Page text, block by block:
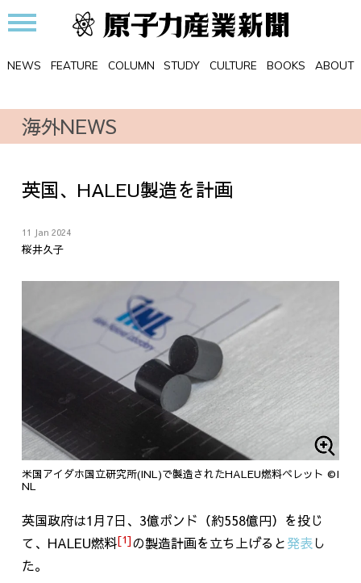
NEWS FEATURE COLUMN STUDY CULTURE BOOKS ABOUT
海外NEWS
英国、HALEU製造を計画
11 Jan 2024
桜井久子
米国アイダホ国立研究所(INL)で製造されたHALEU燃料ペレット ©I
NL
英国政府は1月7日、 3億ポンド（約558億円）を投じ
て、HALEU燃料[1]の製造計画を立ち上げると発表し
た。